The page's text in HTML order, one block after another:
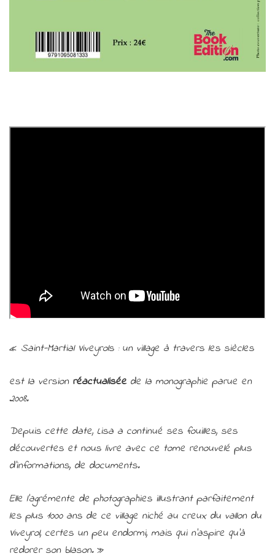
« Saint-Martial Viveyrols : un village à travers les siècles
est la version réactualiséede la monographie parue en
2008.
Depuis cette date, Lisa a continué ses fouilles, ses
découvertes et nous livre avec ce tome renouvelé plus
d’informations, de documents.
Elle l’agrémente de photographies illustrant parfaitement
les plus 1000 ans de ce village niché au creux du vallon du
Viveyrol, certes un peu endormi, mais qui n’aspire qu’à
redorer son blason.»